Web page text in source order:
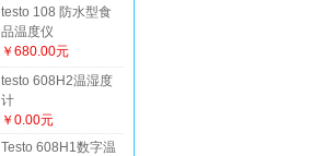
testo 108 防水型食
品温度仪
￥680.00元
testo 608H2温湿度
计
￥0.00元
Testo 608H1数字温